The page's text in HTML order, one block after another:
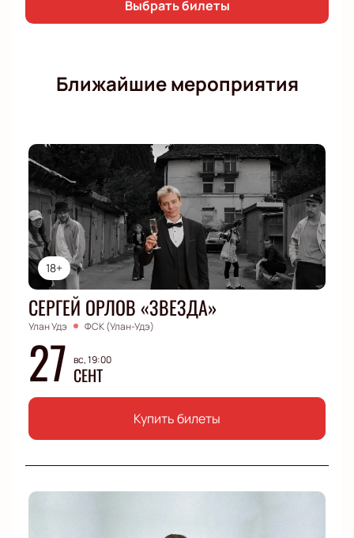
концерт Line-Up Stand-Up Show в Bukhari Stand-
Выбрать билеты
Ближайшие мероприятия
18+
СЕРГЕЙ ОРЛОВ «ЗВЕЗДА»
Улан Удэ ФСК (Улан-Удэ)
27 вс, 19:00
СЕНТ
Купить билеты